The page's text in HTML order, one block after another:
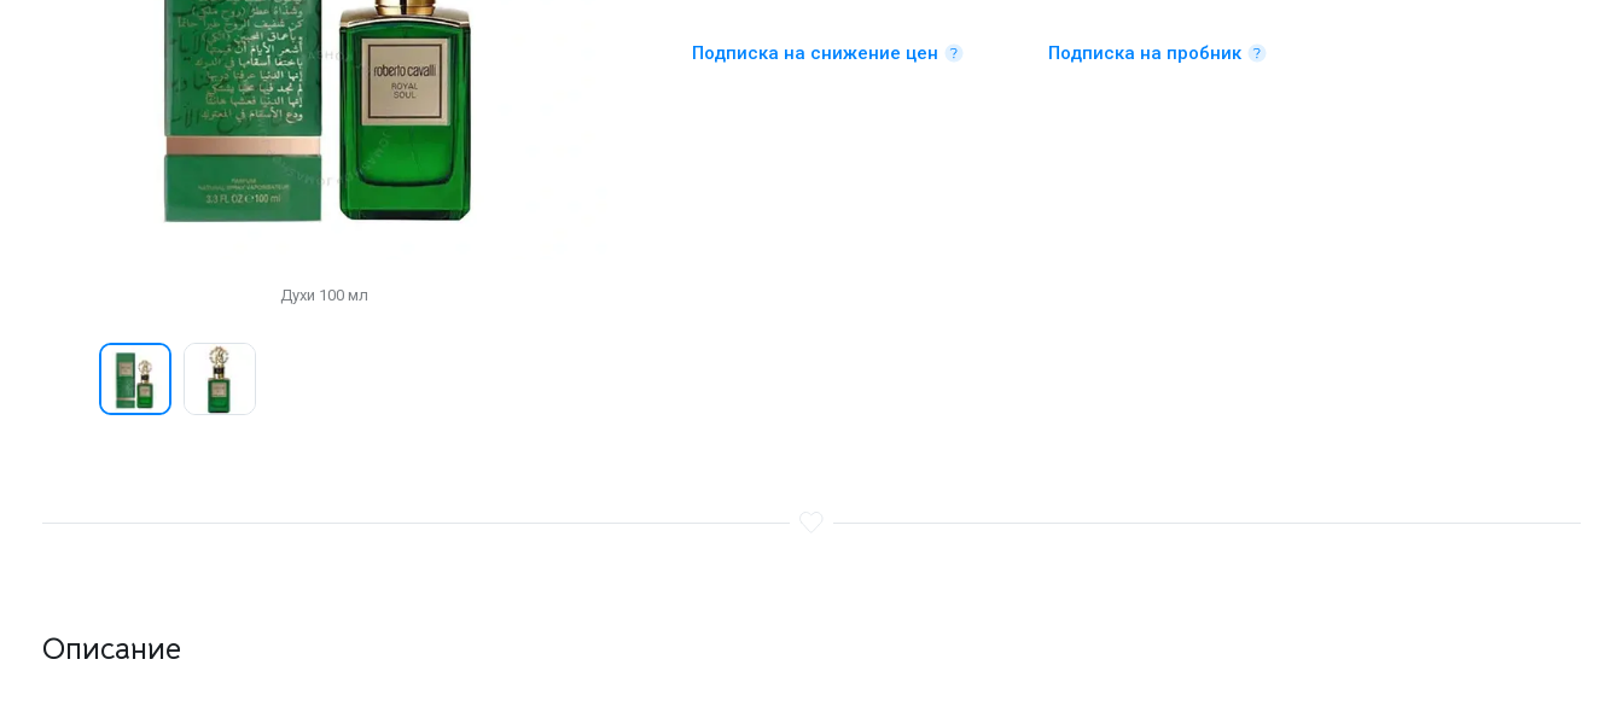
Духи 100 мл
Подписка на снижение цен Подписка на пробник
Описание